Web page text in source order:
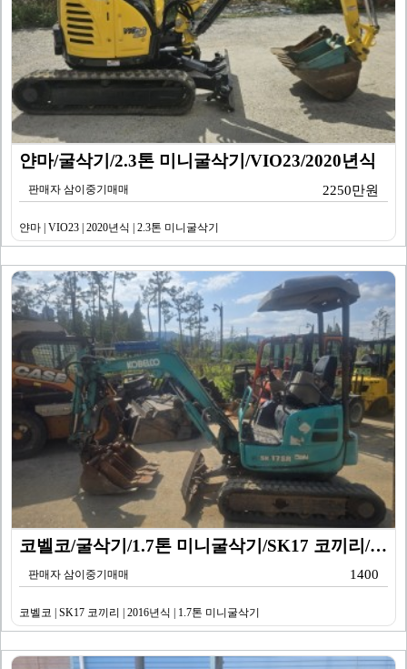
얀마/굴삭기/2.3톤 미니굴삭기/VIO23/2020년식
판매자 삼이중기매매 2250만원
얀마 | VIO23 | 2020년식 | 2.3톤 미니굴삭기
코벨코/굴삭기/1.7톤 미니굴삭기/SK17 코끼리/20…
판매자 삼이중기매매 1400
코벨코 | SK17 코끼리 | 2016년식 | 1.7톤 미니굴삭기